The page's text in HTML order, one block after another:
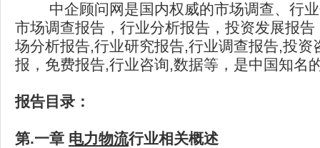
中企顾问网是国内权威的市场调查、行业
市场调查报告，行业分析报告，投资发展报
场分析报告,行业研究报告,行业调查报告,投资
报，免费报告,行业咨询,数据等，是中国知名
报告目录：
第.一章 电力物流行业相关概述